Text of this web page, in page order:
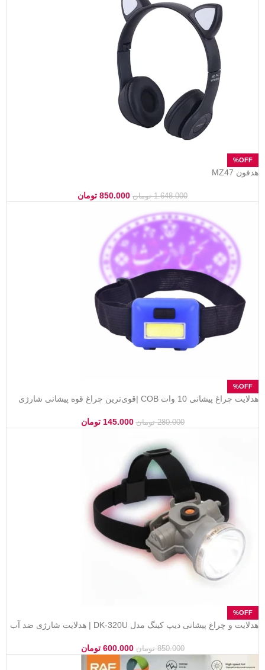
هدفون MZ47
1.648.000 تومان 850.000 تومان
هدلایت چراغ پیشانی 10 وات COB |قوی‌ترین چراغ قوه پیشانی شارژی
280.000 تومان 145.000 تومان
هدلایت و چراغ پیشانی دیپ کینگ مدل DK-320U | هدلایت شارژی ضد آب
850.000 تومان 600.000 تومان